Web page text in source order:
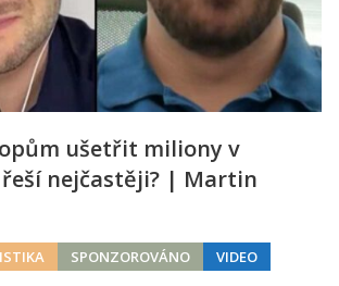
ušetřit miliony v
řeší nejčastěji? | Martin
SPONZOROVÁNO VIDEO